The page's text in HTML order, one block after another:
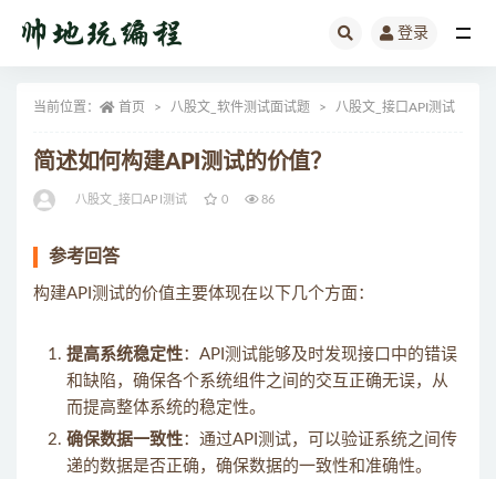
登录
当前位置： 首页 八股文_软件测试面试题 八股文_接口API测试
简述如何构建API测试的价值？
八股文_接口API测试 0 86
参考回答
构建API测试的价值主要体现在以下几个方面：
提高系统稳定性：API测试能够及时发现接口中的错误
和缺陷，确保各个系统组件之间的交互正确无误，从
而提高整体系统的稳定性。
确保数据一致性：通过API测试，可以验证系统之间传
递的数据是否正确，确保数据的一致性和准确性。